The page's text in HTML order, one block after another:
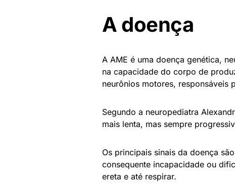
A doença
A AME é uma doença genética,
na capacidade do corpo de
neurônios motores, responsáveis
Segundo a neuropediatra
mais lenta, mas sempre
Os principais sinais da doença
consequente incapacidade ou
ereta e até respirar.